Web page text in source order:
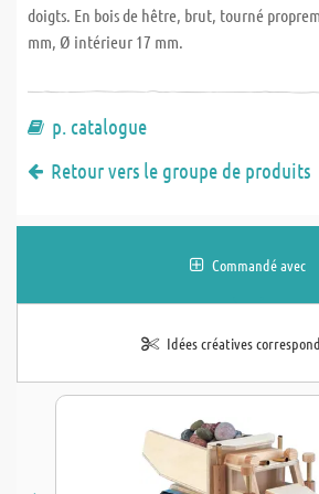
doigts. En bois de hêtre, brut, tourné
mm, Ø intérieur 17 mm.
p. catalogue
Retour vers le groupe de produits
Commandé avec
Idées créatives